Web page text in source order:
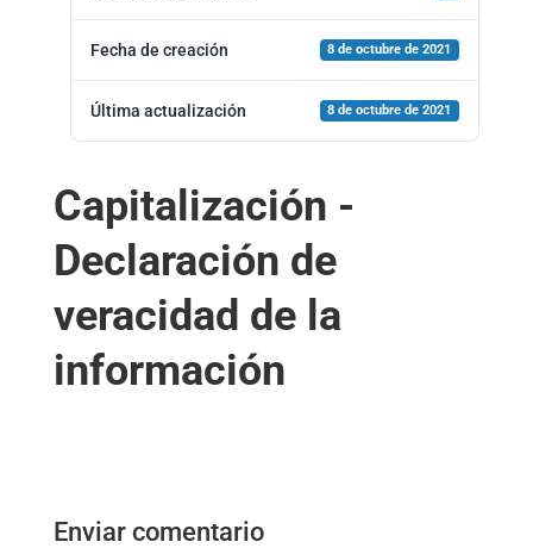
Fecha de creación 8 de octubre de 2021
Última actualización 8 de octubre de 2021
Capitalización -
Declaración de
veracidad de la
información
Enviar comentario